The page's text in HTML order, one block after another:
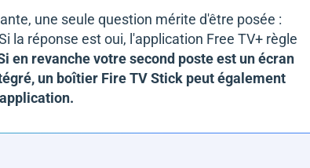
une seule question mérite d'être posée :
la réponse est oui, l'application Free TV+ règle
en revanche votre second poste est un écran
un boîtier Fire TV Stick peut également